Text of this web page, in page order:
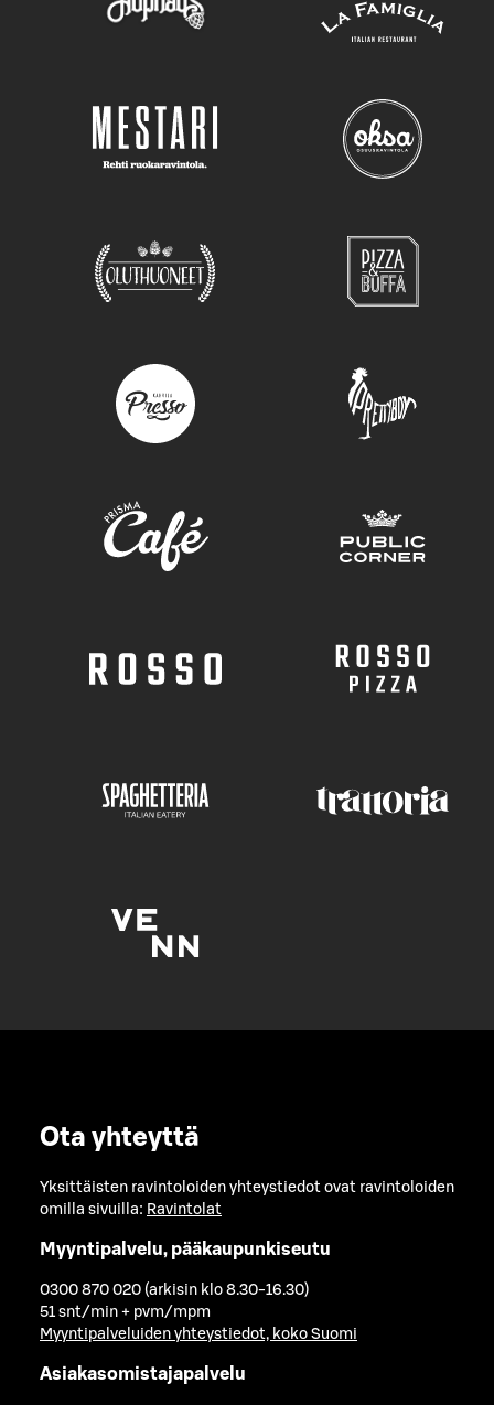
Ota yhteyttä
Yksittäisten ravintoloiden yhteystiedot ovat ravintoloiden
omilla sivuilla: Ravintolat
Myyntipalvelu, pääkaupunkiseutu
0300 870 020 (arkisin klo 8.30-16.30)
51 snt/min + pvm/mpm
Myyntipalveluiden yhteystiedot, koko Suomi
Asiakasomistajapalvelu